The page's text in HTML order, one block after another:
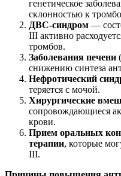
генетическое
склонностью к
ДВС-синдром —
III активно
тромбов.
Заболевания печени
снижению синтеза
Нефротический
теряется с мочой.
Хирургические
сопровождающиеся
крови.
Прием оральных
терапии, которые
III.